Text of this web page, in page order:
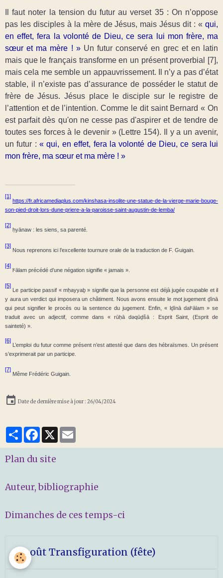
Il faut noter la tension du futur au verset 35 : On n’oppose
pas les disciples à la mère de Jésus, mais Jésus dit : « qui,
en effet, fera la volonté de Dieu, ce sera lui mon frère, ma
sœur et ma mère ! » Un futur conservé en grec et en latin
mais que le français transforme en un présent proverbial [7],
mais cela me semble un appauvrissement. Il n’y a pas d’état
stable, il n’existe pas d’assurance de posséder le statut de
frère de Jésus. Jésus place le disciple sur le registre de
l’attention et de l’intention. Comme le dit saint Bernard « On
est parfait dès qu'on ne cesse pas d'aspirer et de tendre de
toutes ses forces à le devenir » (Lettre 154). Il y a un avenir,
un futur :« qui, en effet, fera la volonté de Dieu, ce sera lui
mon frère, ma sœur et ma mère ! »
[1]
https://fr.africamediaplus.com/kinshasa-insolite-une-statue-de-la-vierge-marie-bouge-
son-pied-droit-lors-dune-priere-a-la-paroisse-saint-augustin-de-lemba/
[2]
ḥyānaw : les siens, sa parenté.
[3]
Nous reprenons ici l’excellente tournure orale de la traduction de F. Guigain.
[4]
lᶜālam précédé d’une négation signifie « jamais ».
[5]
Le participe passif « mḥayyaḇ » signifie que la personne est déjà jugée coupable et il
y aura un verdict qui imposera un châtiment. Nous avons ensuite le mot jugement ḏīnā
qui peut signifier le procès ou la sentence du jugement. Enfin, « lḏīnā dalᶜālam » se
traduit avec un adjectif, comme dans « rūḥā dəqūḏšā : Esprit Saint, (Esprit de
sainteté) ».
[6]
L’emploi du futur comme présent n’est attesté que dans des hébraïsmes. Un présent
s’exprimerait par un participe.
[7]
Même Frédéric Guigain.
Date de dernière mise à jour : 26/04/2024
PartagerFacebook
X
Plan du site
Auteur, bibliographie
Dimanches de ces temps-ci
6 août Transfiguration (fête)